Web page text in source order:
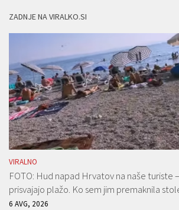
ZADNJE NA VIRALKO.SI
VIRALNO
FOTO: Hud napad Hrvatov na naše turiste
prisvajajo plažo. Ko sem jim premaknila
6 AVG, 2026